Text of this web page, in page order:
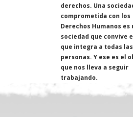
derechos. Una
comprometida con los
Derechos Humanos es
sociedad que convive
que integra a todas las
personas. Y ese es el
que nos lleva a seguir
trabajando.